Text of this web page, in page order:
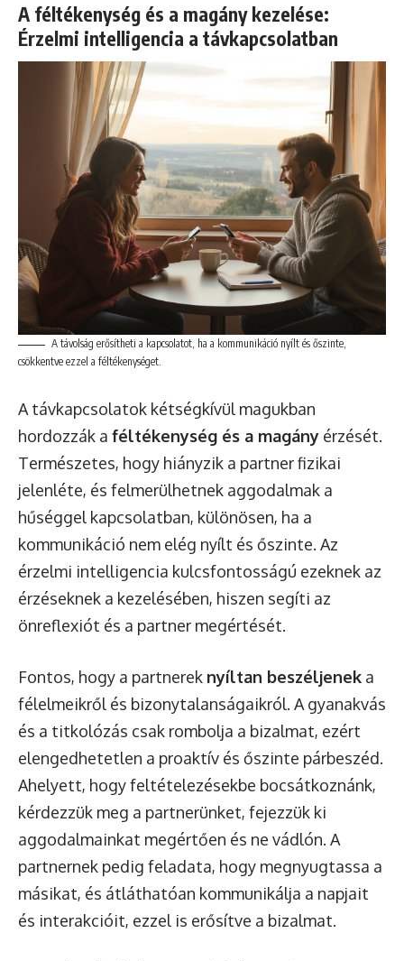
A féltékenység és a magány kezelése:
Érzelmi intelligencia a távkapcsolatban
A távolság erősítheti a kapcsolatot, ha a kommunikáció nyílt és őszinte,
csökkentve ezzel a féltékenységet.
A távkapcsolatok kétségkívül magukban
hordozzák a féltékenység és a magány érzését.
Természetes, hogy hiányzik a partner fizikai
jelenléte, és felmerülhetnek aggodalmak a
hűséggel kapcsolatban, különösen, ha a
kommunikáció nem elég nyílt és őszinte. Az
érzelmi intelligencia kulcsfontosságú ezeknek az
érzéseknek a kezelésében, hiszen segíti az
önreflexiót és a partner megértését.
Fontos, hogy a partnerek nyíltan beszéljenek a
félelmeikről és bizonytalanságaikról. A gyanakvás
és a titkolózás csak rombolja a bizalmat, ezért
elengedhetetlen a proaktív és őszinte párbeszéd.
Ahelyett, hogy feltételezésekbe bocsátkoznánk,
kérdezzük meg a partnerünket, fejezzük ki
aggodalmainkat megértően és ne vádlón. A
partnernek pedig feladata, hogy megnyugtassa a
másikat, és átláthatóan kommunikálja a napjait
és interakcióit, ezzel is erősítve a bizalmat.